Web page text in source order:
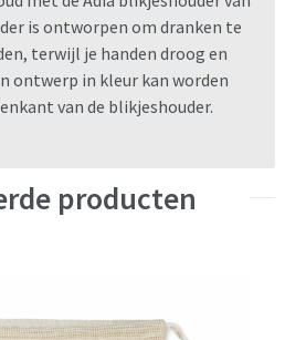
is ontworpen om dranken te
terwijl je handen droog en
ontwerp in kleur kan worden
van de blikjeshouder.
producten